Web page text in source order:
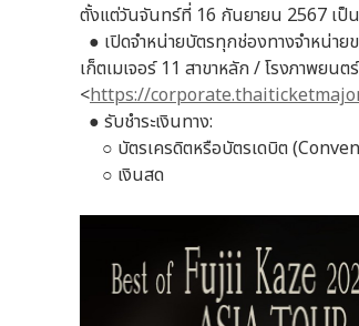
ตั้งแต่วันจันทร์ที่ 16 กันยายน 2567 เป็
● เปิดจำหน่ายบัตรทุกช่องทางจำหน่าย
เก็ตเมเจอร์ 11 สาขาหลัก / โรงภาพยน
<https://
● รับชำระเงินทาง:
○ บัตรเครดิตหรือบัตรเดบิต
○ เงินสด